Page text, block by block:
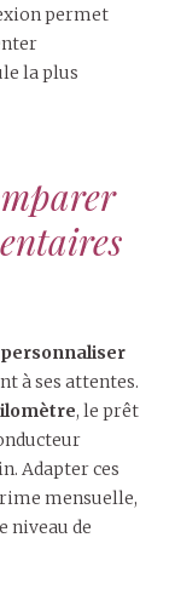
permet
la plus
personnaliser
à ses attentes.
, le prêt
Adapter ces
mensuelle,
niveau de